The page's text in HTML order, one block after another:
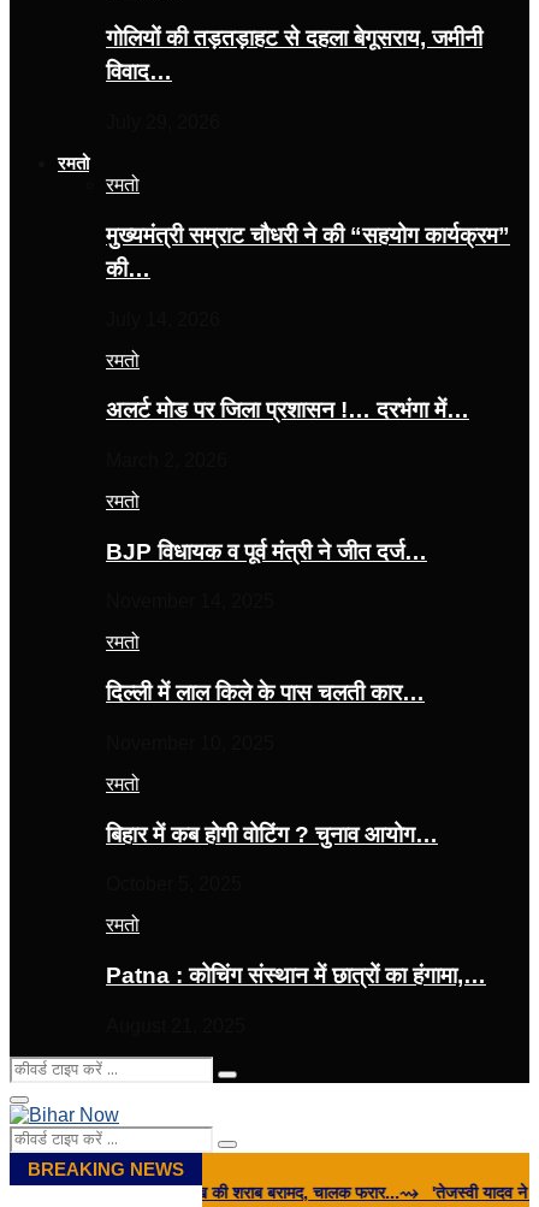
गोलियों की तड़तड़ाहट से दहला बेगूसराय, जमीनी
विवाद…
रमतो
रमतो
मुख्यमंत्री सम्राट चौधरी ने की “सहयोग कार्यक्रम”
की…
रमतो
अलर्ट मोड पर जिला प्रशासन !… दरभंगा में…
रमतो
BJP विधायक व पूर्व मंत्री ने जीत दर्ज…
रमतो
दिल्ली में लाल किले के पास चलती कार…
रमतो
बिहार में कब होगी वोटिंग ? चुनाव आयोग…
रमतो
Patna : कोचिंग संस्थान में छात्रों का हंगामा,…
Search
for:
Search
Primary
Menu
Search
for:
Search
BREAKING NEWS
गई 31.53 लाख की शराब बरामद, चालक फरार...⇝ 'तेजस्‍वी यादव ने BJP से कर ली